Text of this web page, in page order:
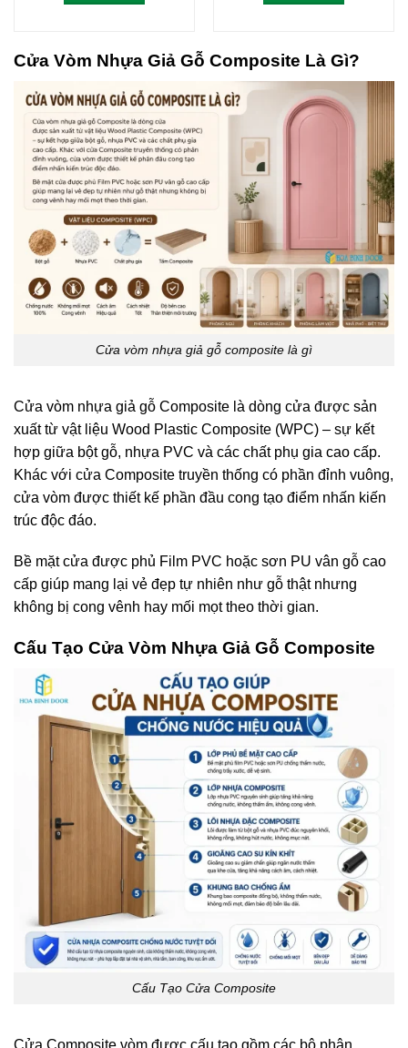
Cửa Vòm Nhựa Giả Gỗ Composite Là Gì?
Cửa vòm nhựa giả gỗ composite là gì
Cửa vòm nhựa giả gỗ Composite là dòng cửa được sản
xuất từ vật liệu Wood Plastic Composite (WPC) – sự kết
hợp giữa bột gỗ, nhựa PVC và các chất phụ gia cao cấp.
Khác với cửa Composite truyền thống có phần đỉnh vuông,
cửa vòm được thiết kế phần đầu cong tạo điểm nhấn kiến
trúc độc đáo.
Bề mặt cửa được phủ Film PVC hoặc sơn PU vân gỗ cao
cấp giúp mang lại vẻ đẹp tự nhiên như gỗ thật nhưng
không bị cong vênh hay mối mọt theo thời gian.
Cấu Tạo Cửa Vòm Nhựa Giả Gỗ Composite
Cấu Tạo Cửa Composite
Cửa Composite vòm được cấu tạo gồm các bộ phận